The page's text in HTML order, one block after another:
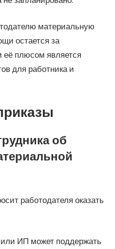
материальную
остается за
её плюсом является
для работника и
об
работодателя оказать
ИП может поддержать